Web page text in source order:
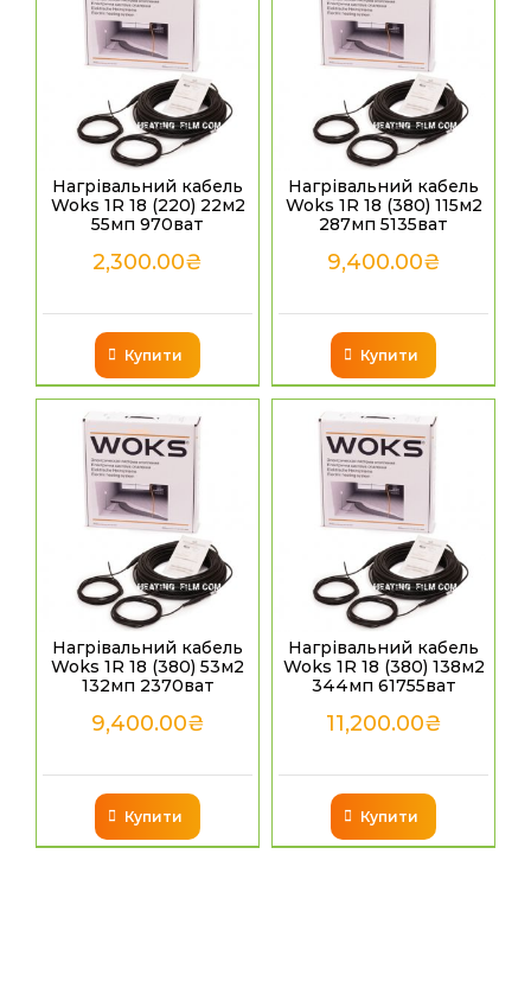
Нагрівальний кабель
Woks 1R 18 (220) 22м2
55мп 970ват
2,300.00₴
Купити
Нагрівальний кабель
Woks 1R 18 (380) 115м2
287мп 5135ват
9,400.00₴
Купити
Нагрівальний кабель
Woks 1R 18 (380) 53м2
132мп 2370ват
9,400.00₴
Купити
Нагрівальний кабель
Woks 1R 18 (380) 138м2
344мп 61755ват
11,200.00₴
Купити